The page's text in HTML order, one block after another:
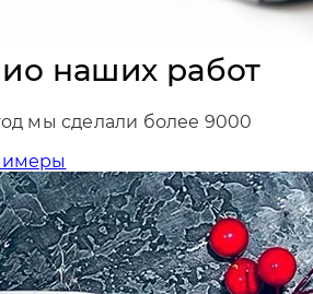
наших работ
мы сделали более 9000